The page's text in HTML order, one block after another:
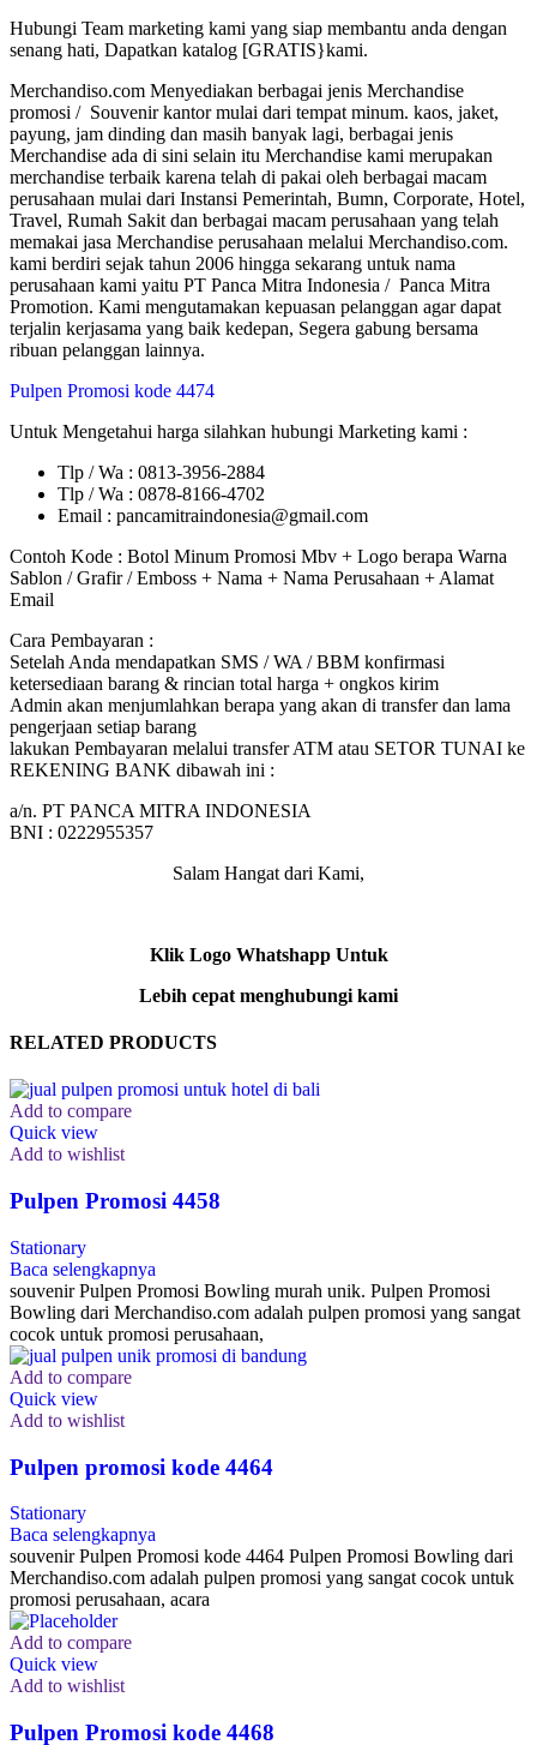
Hubungi Team marketing kami yang siap membantu anda dengan
senang hati, Dapatkan katalog [GRATIS}kami.
Merchandiso.com Menyediakan berbagai jenis Merchandise
promosi / Souvenir kantor mulai dari tempat minum. kaos, jaket,
payung, jam dinding dan masih banyak lagi, berbagai jenis
Merchandise ada di sini selain itu Merchandise kami merupakan
merchandise terbaik karena telah di pakai oleh berbagai macam
perusahaan mulai dari Instansi Pemerintah, Bumn, Corporate, Hotel,
Travel, Rumah Sakit dan berbagai macam perusahaan yang telah
memakai jasa Merchandise perusahaan melalui Merchandiso.com.
kami berdiri sejak tahun 2006 hingga sekarang untuk nama
perusahaan kami yaitu PT Panca Mitra Indonesia / Panca Mitra
Promotion. Kami mengutamakan kepuasan pelanggan agar dapat
terjalin kerjasama yang baik kedepan, Segera gabung bersama
ribuan pelanggan lainnya.
Pulpen Promosi kode 4474
Untuk Mengetahui harga silahkan hubungi Marketing kami :
Tlp / Wa : 0813-3956-2884
Tlp / Wa : 0878-8166-4702
Email : pancamitraindonesia@gmail.com
Contoh Kode : Botol Minum Promosi Mbv + Logo berapa Warna
Sablon / Grafir / Emboss + Nama + Nama Perusahaan + Alamat
Email
Cara Pembayaran :
Setelah Anda mendapatkan SMS / WA / BBM konfirmasi
ketersediaan barang & rincian total harga + ongkos kirim
Admin akan menjumlahkan berapa yang akan di transfer dan lama
pengerjaan setiap barang
lakukan Pembayaran melalui transfer ATM atau SETOR TUNAI ke
REKENING BANK dibawah ini :
a/n. PT PANCA MITRA INDONESIA
BNI : 0222955357
Salam Hangat dari Kami,
Klik Logo Whatshapp Untuk
Lebih cepat menghubungi kami
RELATED PRODUCTS
Add to compare
Quick view
Add to wishlist
Pulpen Promosi 4458
Stationary
Baca selengkapnya
souvenir Pulpen Promosi Bowling murah unik. Pulpen Promosi
Bowling dari Merchandiso.com adalah pulpen promosi yang sangat
cocok untuk promosi perusahaan,
Add to compare
Quick view
Add to wishlist
Pulpen promosi kode 4464
Stationary
Baca selengkapnya
souvenir Pulpen Promosi kode 4464 Pulpen Promosi Bowling dari
Merchandiso.com adalah pulpen promosi yang sangat cocok untuk
promosi perusahaan, acara
Add to compare
Quick view
Add to wishlist
Pulpen Promosi kode 4468